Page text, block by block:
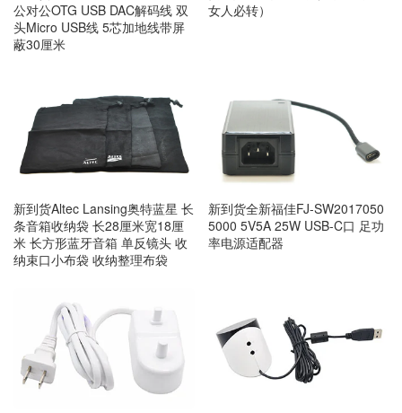
公对公OTG USB DAC解码线 双
头Micro USB线 5芯加地线带屏
蔽30厘米
女人必转）
新到货Altec Lansing奥特蓝星 长
条音箱收纳袋 长28厘米宽18厘
米 长方形蓝牙音箱 单反镜头 收
纳束口小布袋 收纳整理布袋
新到货全新福佳FJ-SW2017050
5000 5V5A 25W USB-C口 足功
率电源适配器